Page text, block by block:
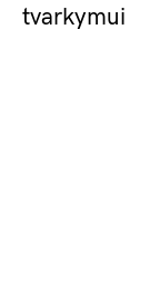
tvarkymui